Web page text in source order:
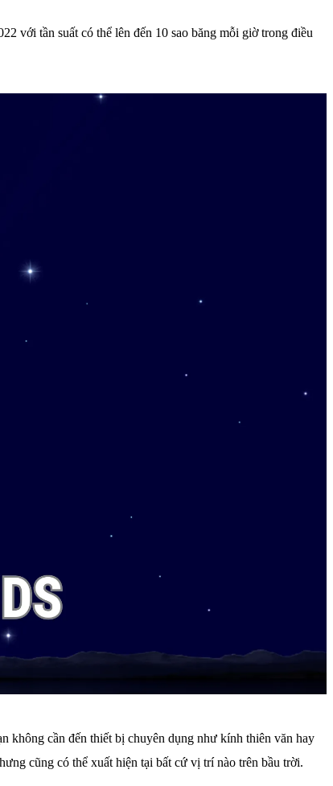
với tần suất có thể lên đến 10 sao băng mỗi giờ trong điều
không cần đến thiết bị chuyên dụng như kính thiên văn hay
cũng có thể xuất hiện tại bất cứ vị trí nào trên bầu trời.